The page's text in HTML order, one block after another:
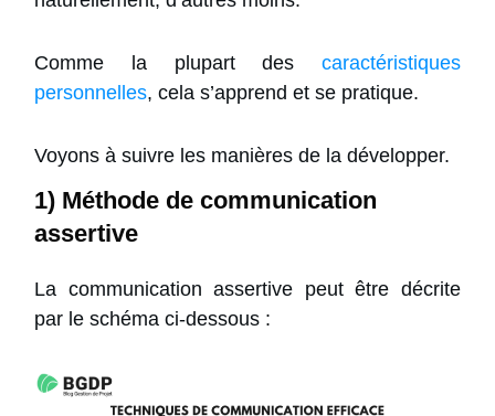
Comme la plupart des caractéristiques
personnelles, cela s’apprend et se pratique.
Voyons à suivre les manières de la développer.
1) Méthode de communication
assertive
La communication assertive peut être décrite
par le schéma ci-dessous :